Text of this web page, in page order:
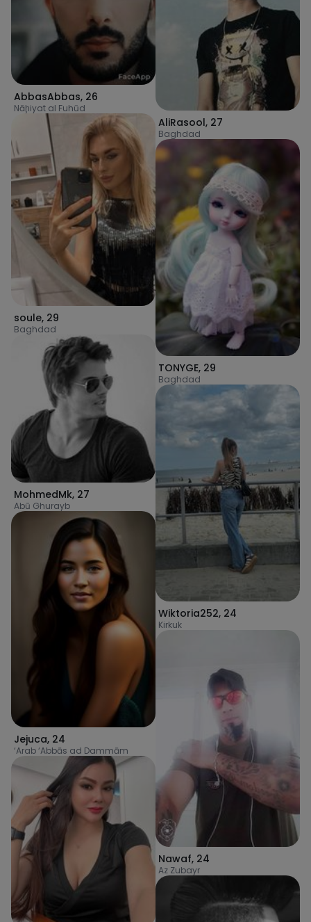
AbbasAbbas, 26
Nāḩiyat al Fuhūd
soule, 29
Baghdad
MohmedMk, 27
Abū Ghurayb
Jejuca, 24
‘Arab ‘Abbās ad Dammām
AliRasool, 27
Baghdad
TONYGE, 29
Baghdad
Wiktoria252, 24
Kirkuk
Nawaf, 24
Az Zubayr